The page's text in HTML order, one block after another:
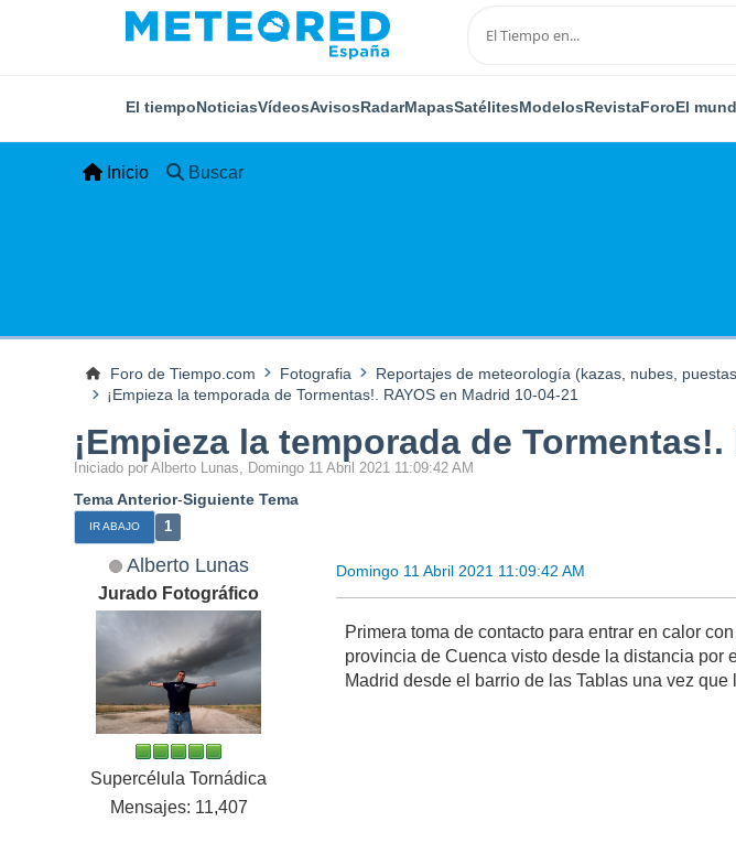
El tiempoNoticiasVídeosAvisosRadarMapasSatélitesModelosRevistaForoEl
Inicio Buscar
Foro de Tiempo.com Fotografia Reportajes de meteorología (kazas, nubes,
¡Empieza la temporada de Tormentas!. RAYOS en Madrid 10-04-21
¡Empieza la temporada de
Iniciado por Alberto Lunas, Domingo 11 Abril 2021 11:09:42 AM
Tema Anterior-Siguiente Tema
IR ABAJO 1
Alberto Lunas
Jurado Fotográfico
Supercélula Tornádica
Mensajes: 11,407
Domingo 11 Abril 2021 11:09:42 AM
Primera toma de contacto para entrar en calor
provincia de Cuenca visto desde la distancia por
Madrid desde el barrio de las Tablas una vez que